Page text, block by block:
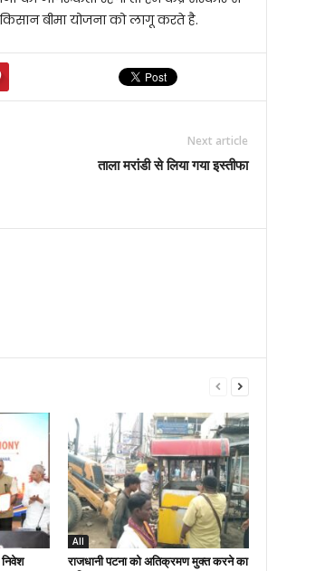
बीमा योजना को लागू करते है.
Next article
ताला मरांडी से लिया गया इस्तीफा
All
राजधानी पटना को अतिक्रमण मुक्त करने का